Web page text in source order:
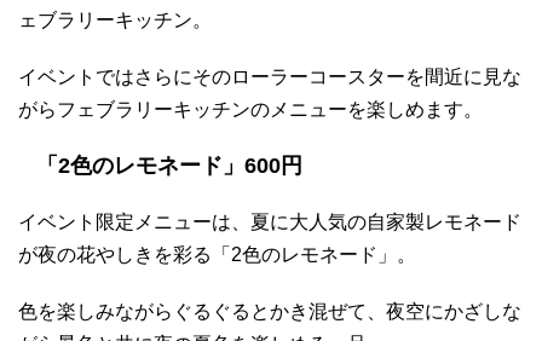
ェブラリーキッチン。
イベントではさらにそのローラーコースターを間近に見な
がらフェブラリーキッチンのメニューを楽しめます。
「2色のレモネード」600円
イベント限定メニューは、夏に大人気の自家製レモネード
が夜の花やしきを彩る「2色のレモネード」。
色を楽しみながらぐるぐるとかき混ぜて、夜空にかざしな